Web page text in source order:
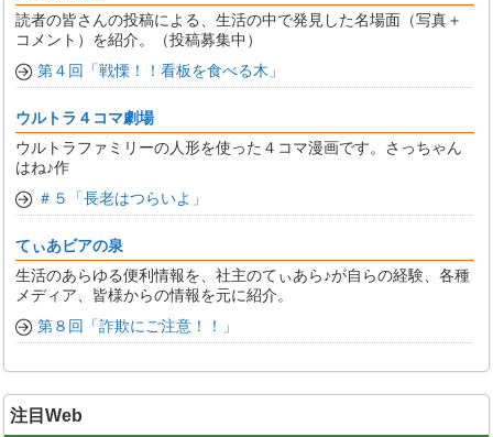
読者の皆さんの投稿による、生活の中で発見した名場面（写真＋
コメント）を紹介。（投稿募集中）
第４回「戦慄！！看板を食べる木」
ウルトラ４コマ劇場
ウルトラファミリーの人形を使った４コマ漫画です。さっちゃん
はね♪作
＃５「長老はつらいよ」
てぃあビアの泉
生活のあらゆる便利情報を、社主のてぃあら♪が自らの経験、各種
メディア、皆様からの情報を元に紹介。
第８回「詐欺にご注意！！」
注目Web